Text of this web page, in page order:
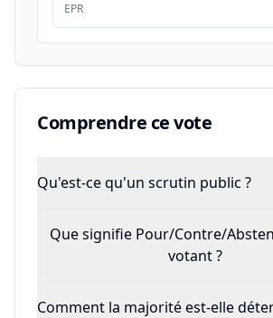
EPR
Comprendre ce vote
Qu'est-ce qu'un scrutin public ?
Que signifie Pour/Contre/
votant ?
Comment la majorité est-elle